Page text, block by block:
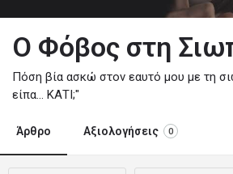
Ο Φόβος στη
Πόση βία ασκώ στον εαυτό μου με τη
είπα... ΚΑΤΙ;"
Άρθρο Αξιολογήσεις 0